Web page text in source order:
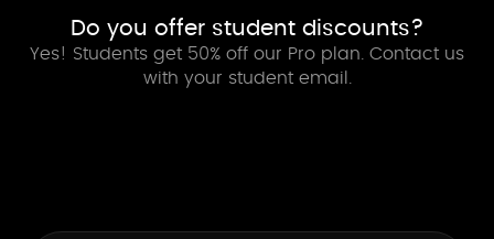
Do you offer student discounts?
Yes! Students get 50% off our Pro plan. Contact us
with your student email.